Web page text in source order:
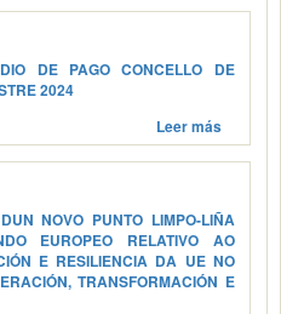
DE PAGO CONCELLO DE
2024
Leer más
NOVO PUNTO LIMPO-LIÑA
EUROPEO RELATIVO AO
E RESILIENCIA DA UE NO
TRANSFORMACIÓN E